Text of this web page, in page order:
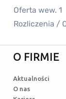
Oferta wew. 1
Rozliczenia /
O FIRMIE
Aktualności
O nas